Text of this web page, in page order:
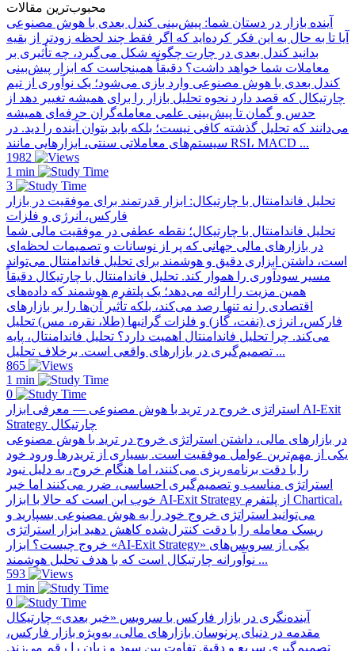
محبوب‌ترین مقالات
آینده بازار در دستان شما: پیش‌بینی کندل بعدی با هوش مصنوعی
آیا تا به حال به این فکر کرده‌اید که اگر فقط چند لحظه زودتر از بقیه
بدانید کندل بعدی در چارت چگونه شکل می‌گیرد، چه تأثیری بر
معاملات شما خواهد داشت؟ دقیقاً همینجاست که ابزار پیش‌بینی
کندل بعدی با هوش مصنوعی وارد بازی می‌شود؛ یک نوآوری از تیم
چارتیکال که قصد دارد نحوه تحلیل بازار را برای همیشه تغییر دهد از
حدس و گمان تا پیش‌بینی علمی معامله‌گران حرفه‌ای همیشه
می‌دانند که تحلیل گذشته کافی نیست؛ بلکه باید بتوان آینده را دید. در
سیستم‌های معاملاتی سنتی، ابزارهایی مانند RSI، MACD ...
1982
1 min
3
تحلیل فاندامنتال با چارتیکال: ابزار قدرتمند برای موفقیت در بازار
فارکس، انرژی و فلزات
تحلیل فاندامنتال با چارتیکال؛ نقطه عطفی در موفقیت مالی شما
در بازارهای مالی جهانی که پر از نوسانات و تصمیمات لحظه‌ای
است، داشتن ابزاری دقیق و هوشمند برای تحلیل فاندامنتال می‌تواند
مسیر سودآوری را هموار کند. تحلیل فاندامنتال با چارتیکال دقیقاً
همین مزیت را ارائه می‌دهد؛ یک پلتفرم هوشمند که داده‌های
اقتصادی را نه تنها رصد می‌کند، بلکه تأثیر آن‌ها را بر بازارهای
فارکس، انرژی (نفت، گاز) و فلزات گرانبها (طلا، نقره، مس) تحلیل
می‌کند. چرا تحلیل فاندامنتال اهمیت دارد؟ تحلیل فاندامنتال، پایه
تصمیم‌گیری در بازارهای واقعی است. برخلاف تحلیل ...
865
1 min
0
استراتژی خروج در ترید با هوش مصنوعی — معرفی ابزار AI-Exit
Strategy چارتیکال
در بازارهای مالی، داشتن استراتژی خروج در ترید با هوش مصنوعی
یکی از مهم‌ترین عوامل موفقیت است. بسیاری از تریدرها ورود خود
را با دقت برنامه‌ریزی می‌کنند، اما هنگام خروج، به دلیل نبود
استراتژی مناسب و تصمیم‌گیری احساسی، ضرر می‌کنند اما خبر
خوب این است که حالا با ابزار AI-Exit Strategy از پلتفرم Chartical،
می‌توانید استراتژی خروج خود را به هوش مصنوعی بسپارید و
ریسک معامله را با دقت کنترل‌شده کاهش دهید ابزار استراتژی
خروج چیست؟ ابزار «AI-Exit Strategy» یکی از سرویس‌های
نوآورانه چارتیکال است که با هدف تحلیل هوشمند ...
593
1 min
0
آینده‌نگری در بازار فارکس با سرویس «خبر بعدی» چارتیکال
مقدمه در دنیای پرنوسان بازارهای مالی، به‌ویژه بازار فارکس،
تصمیم‌گیری سریع و دقیق تفاوت بین سود و زیان را رقم می‌زند.